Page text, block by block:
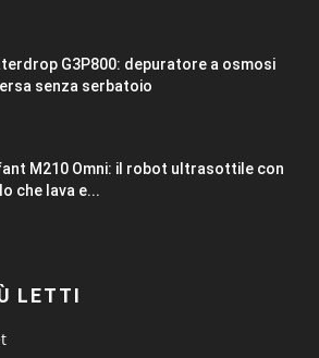
G3P800: depuratore a osmosi
senza serbatoio
M210 Omni: il robot ultrasottile con
che lava e...
LETTI